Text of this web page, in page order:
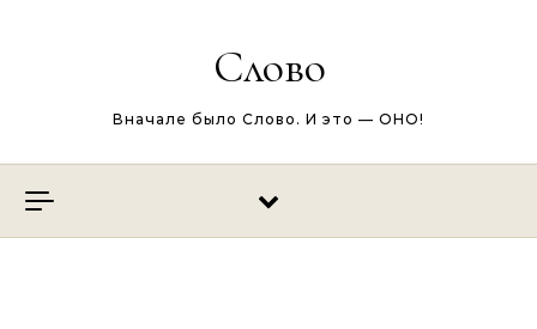
Слово
Вначале было Слово. И это — ОНО!